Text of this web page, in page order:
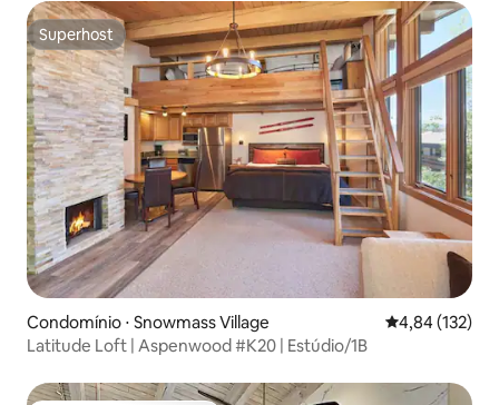
Superhost
Superhost
Condomínio ⋅ Snowmass Village 4,84 de uma
4,84 (132)
Latitude Loft | Aspenwood #K20 | Estúdio/1B